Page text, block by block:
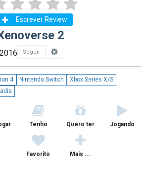
Escrever Review
2
Seguir
4 Nintendo Switch
Xbox Series X/S
Tenho Quero ter Jogando
Favorito Mais ...